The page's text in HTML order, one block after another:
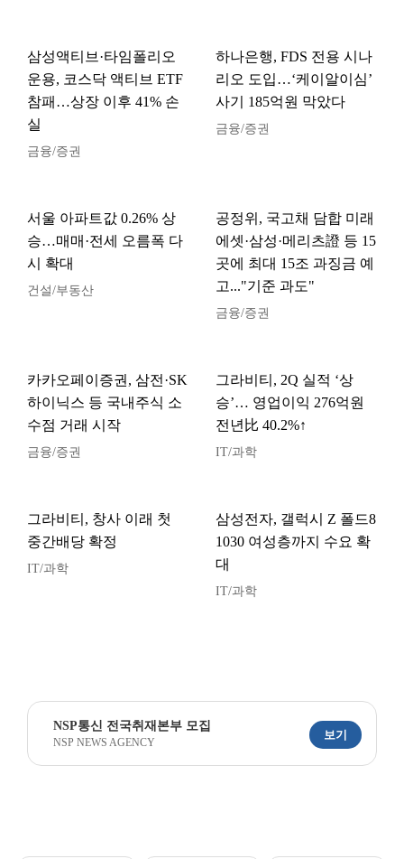
삼성액티브·타임폴리오
운용, 코스닥 액티브 ETF
참패…상장 이후 41% 손
실
금융/증권
하나은행, FDS 전용 시나
리오 도입…‘케이알이심’
사기 185억원 막았다
금융/증권
서울 아파트값 0.26% 상
승…매매·전세 오름폭 다
시 확대
건설/부동산
공정위, 국고채 담합 미래
에셋·삼성·메리츠證 등 15
곳에 최대 15조 과징금 예
고..."기준 과도"
금융/증권
카카오페이증권, 삼전·SK
하이닉스 등 국내주식 소
수점 거래 시작
금융/증권
그라비티, 2Q 실적 ‘상
승’… 영업이익 276억원
전년比 40.2%↑
IT/과학
그라비티, 창사 이래 첫
중간배당 확정
IT/과학
삼성전자, 갤럭시 Z 폴드8
1030 여성층까지 수요 확
대
IT/과학
NSP통신 전국취재본부 모집
NSP NEWS AGENCY
보기